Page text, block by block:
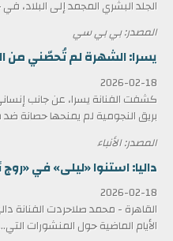
الجلد البشري المجمد إلى البلاد،
المصدر: بي بي سي
يسرا: الشهرة لم تُحصّني من
2026-02-18
كشفت الفنانة يسرا، عن جانب
بريق النجومية لم يمنحها حصانة
المصدر: الأنباء
داليا: استنوا «ليلى» في
2026-02-18
القاهرة - محمد صلاحردت الفنانة
الأيام الماضية حول المنشورات